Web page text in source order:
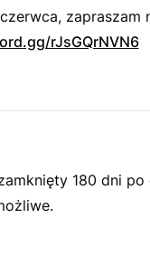
zapraszam
rJsGQrNVN6
180 dni